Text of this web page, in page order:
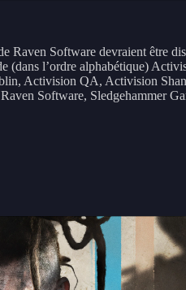
Raven Software devraient être
(dans l’ordre alphabétique)
Activision QA, Activision
Software, Sledgehammer